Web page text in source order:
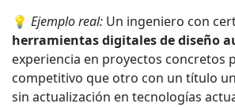
💡 Ejemplo real: Un ingeniero con
herramientas digitales de diseño
experiencia en proyectos concretos
competitivo que otro con un título
sin actualización en tecnologías